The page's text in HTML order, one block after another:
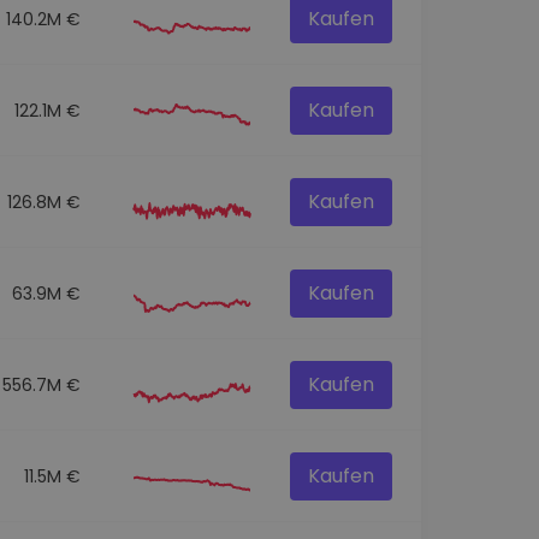
140.2M € Kaufen
122.1M € Kaufen
126.8M € Kaufen
63.9M € Kaufen
556.7M € Kaufen
11.5M € Kaufen